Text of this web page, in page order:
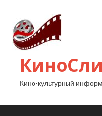
Кино-культурный